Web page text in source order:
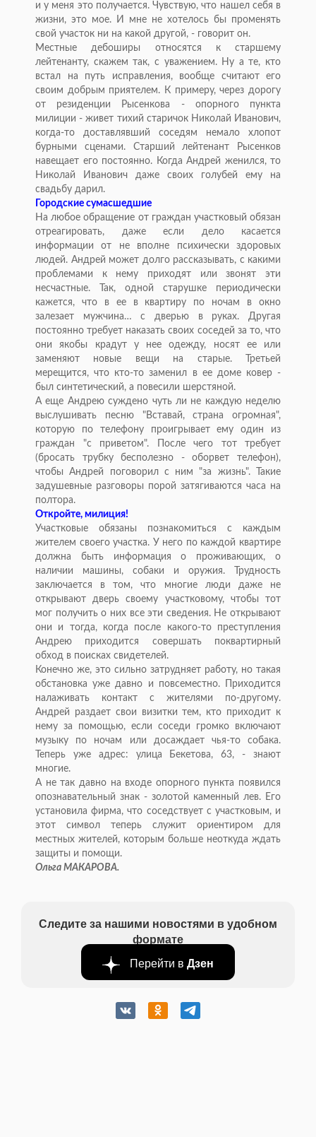
и у меня это получается. Чувствую, что нашел себя в
жизни, это мое. И мне не хотелось бы променять
свой участок ни на какой другой, - говорит он.
Местные дебоширы относятся к старшему
лейтенанту, скажем так, с уважением. Ну а те, кто
встал на путь исправления, вообще считают его
своим добрым приятелем. К примеру, через дорогу
от резиденции Рысенкова - опорного пункта
милиции - живет тихий старичок Николай Иванович,
когда-то доставлявший соседям немало хлопот
бурными сценами. Старший лейтенант Рысенков
навещает его постоянно. Когда Андрей женился, то
Николай Иванович даже своих голубей ему на
свадьбу дарил.
Городские сумасшедшие
На любое обращение от граждан участковый обязан
отреагировать, даже если дело касается
информации от не вполне психически здоровых
людей. Андрей может долго рассказывать, с какими
проблемами к нему приходят или звонят эти
несчастные. Так, одной старушке периодически
кажется, что в ее в квартиру по ночам в окно
залезает мужчина… с дверью в руках. Другая
постоянно требует наказать своих соседей за то, что
они якобы крадут у нее одежду, носят ее или
заменяют новые вещи на старые. Третьей
мерещится, что кто-то заменил в ее доме ковер -
был синтетический, а повесили шерстяной.
А еще Андрею суждено чуть ли не каждую неделю
выслушивать песню "Вставай, страна огромная",
которую по телефону проигрывает ему один из
граждан "с приветом". После чего тот требует
(бросать трубку бесполезно - оборвет телефон),
чтобы Андрей поговорил с ним "за жизнь". Такие
задушевные разговоры порой затягиваются часа на
полтора.
Откройте, милиция!
Участковые обязаны познакомиться с каждым
жителем своего участка. У него по каждой квартире
должна быть информация о проживающих, о
наличии машины, собаки и оружия. Трудность
заключается в том, что многие люди даже не
открывают дверь своему участковому, чтобы тот
мог получить о них все эти сведения. Не открывают
они и тогда, когда после какого-то преступления
Андрею приходится совершать поквартирный
обход в поисках свидетелей.
Конечно же, это сильно затрудняет работу, но такая
обстановка уже давно и повсеместно. Приходится
налаживать контакт с жителями по-другому.
Андрей раздает свои визитки тем, кто приходит к
нему за помощью, если соседи громко включают
музыку по ночам или досаждает чья-то собака.
Теперь уже адрес: улица Бекетова, 63, - знают
многие.
А не так давно на входе опорного пункта появился
опознавательный знак - золотой каменный лев. Его
установила фирма, что соседствует с участковым, и
этот символ теперь служит ориентиром для
местных жителей, которым больше неоткуда ждать
защиты и помощи.
Ольга МАКАРОВА.
Следите за нашими новостями в удобном
формате
Перейти в Дзен